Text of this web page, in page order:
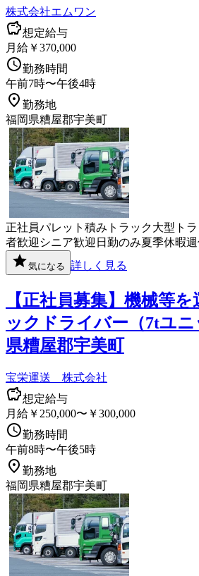
株式会社エムワン
想定給与
月給￥370,000
勤務時間
午前7時〜午後4時
勤務地
福岡県糟屋郡宇美町
正社員パレット積み トラック大型ト
者歓迎 シニア歓迎 日勤のみ夏季休暇週
気になる 詳しく見る
【正社員募集】機械等
ックドライバー（7tユニ
県糟屋郡宇美町
宝栄運送 株式会社
想定給与
月給￥250,000〜￥300,000
勤務時間
午前8時〜午後5時
勤務地
福岡県糟屋郡宇美町